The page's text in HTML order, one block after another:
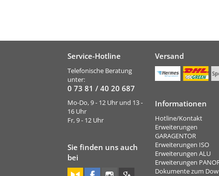
Service-Hotline
Telefonische Beratung
unter:
0 73 81 / 40 20 687
Mo-Do, 9 - 12 Uhr und 13 -
16 Uhr
Fr, 9 - 12 Uhr
Sie finden uns auch
bei
Versand
Informationen
Hotline/Kontakt
Erweiterungen
GARAGENTOR
Erweiterungen ISO
Erweiterungen ALU
Erweiterungen
Dokumente zum